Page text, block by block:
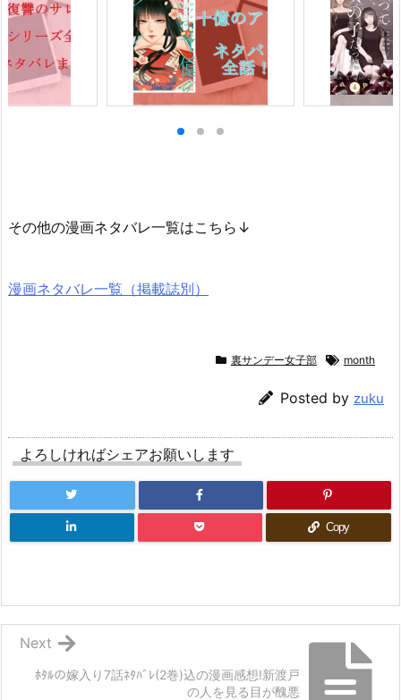
その他の漫画ネタバレ一覧はこちら↓
漫画ネタバレ一覧（掲載誌別）
裏サンデー女子部 month
Posted by zuku
よろしければシェアお願いします
Copy
ﾎﾀﾙの嫁入り7話ﾈﾀﾊﾞﾚ(2巻)込の漫画感想!新渡戸
の人を見る目が醜悪
Next